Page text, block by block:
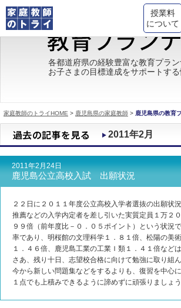
授業料
について
トライの教育理念
成績が上がる理由
都道府県別情報
合格体験談
キャンペーン情報
各都道府県の経験豊富な教育プラ
お子さまの目標達成をサポートす
家庭教師のトライHOME > 鹿児島県の家庭教師 > 鹿児島県の教育
2011年2月
2011年2月24日
鹿児島公立高校入試 出願状況
２２日に２０１１年度公立高校入学者選抜の出願状
推薦などの入学内定者を差し引いた実質定員１万２
９９倍（前年度比－０．０５ポイント）という状況
率であり、明桜館の文理科学１．８１倍、松陽の美
１．４６倍、鹿児島工業の工業Ｉ類１．４１倍など
さあ、残り十日、志望校合格に向けて勉強に取り組
今から新しい問題集などをするよりも、復習を中心
１点でも上積みできるように諦めずに頑張りましょう